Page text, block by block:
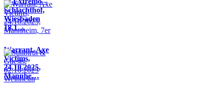
Schlachthof,
Wiesbaden
18.1…
Warrant, Axe
Victims,
24.10.2025,
Mannhe…